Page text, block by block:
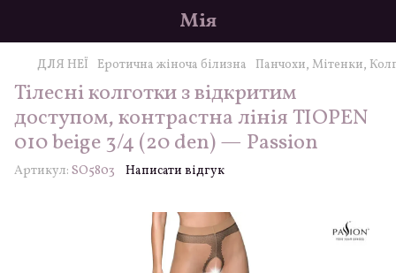
Мія
ДЛЯ НЕЇ Еротична жіноча білизна Панчохи, Мітенки,
Тілесні колготки з відкритим
доступом, контрастна лінія TIOPEN
010 beige 3/4 (20 den) — Passion
Артикул: SO5803 Написати відгук